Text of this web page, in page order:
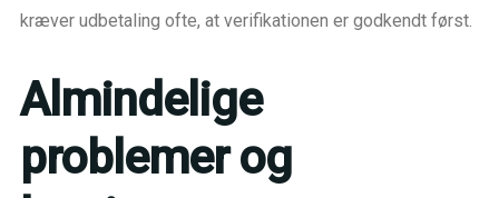
kræver udbetaling ofte, at verifikationen er godkendt først.
Almindelige
problemer og